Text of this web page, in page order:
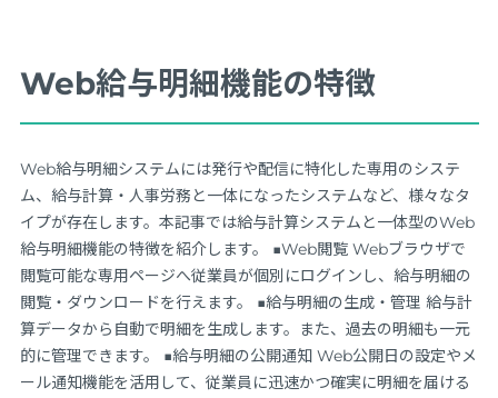
Web給与明細機能の特徴
Web給与明細システムには発行や配信に特化した専用のシステ
ム、給与計算・人事労務と一体になったシステムなど、様々なタ
イプが存在します。本記事では給与計算システムと一体型のWeb
給与明細機能の特徴を紹介します。 ■Web閲覧 Webブラウザで
閲覧可能な専用ページへ従業員が個別にログインし、給与明細の
閲覧・ダウンロードを行えます。 ■給与明細の生成・管理 給与計
算データから自動で明細を生成します。また、過去の明細も一元
的に管理できます。 ■給与明細の公開通知 Web公開日の設定やメ
ール通知機能を活用して、従業員に迅速かつ確実に明細を届ける